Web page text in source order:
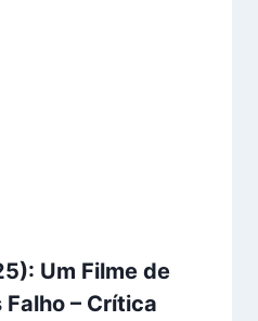
Um Filme de
Falho – Crítica